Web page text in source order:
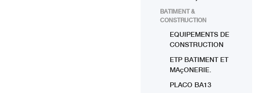
BATIMENT &
CONSTRUCTION
EQUIPEMENTS DE
CONSTRUCTION
ETP BATIMENT ET
MAçONERIE.
PLACO BA13